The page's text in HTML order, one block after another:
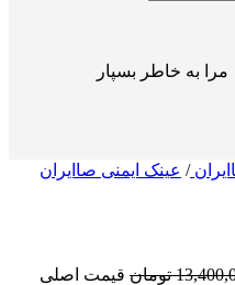
مرا به خاطر بسپار
/ عینک ایمنی صاایران
تومان قیمت اصلی